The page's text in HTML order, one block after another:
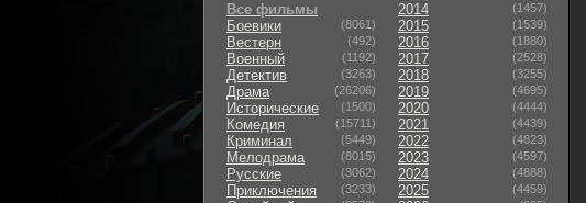
Все фильмы
Боевики
(8061)
Вестерн (492)
Военный (1192)
Детектив (3263)
Драма (26206)
Исторические (1500)
Комедия (15711)
Криминал (5449)
Мелодрама (8015)
Русские (3062)
Приключения (3233)
2014 (1457)
2015 (1539)
2016 (1880)
2017 (2528)
2018 (3255)
2019 (4695)
2020 (4444)
2021 (4439)
2022 (4823)
2023 (4597)
2024 (4888)
2025 (4459)